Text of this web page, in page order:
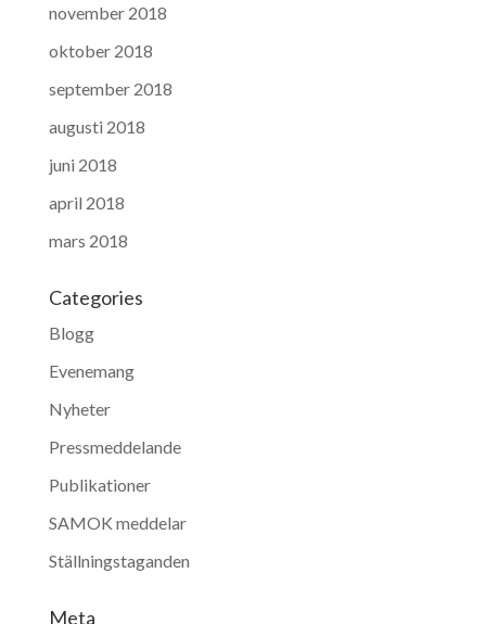
november 2018
oktober 2018
september 2018
augusti 2018
juni 2018
april 2018
mars 2018
Categories
Blogg
Evenemang
Nyheter
Pressmeddelande
Publikationer
SAMOK meddelar
Ställningstaganden
Meta